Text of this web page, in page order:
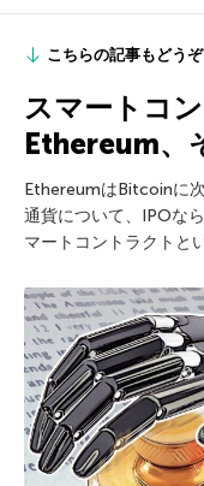
こちらの記事もどうぞ
スマートコン
Ethereum、
EthereumはBitcoinに
通貨について、IPOな
マートコントラクトと